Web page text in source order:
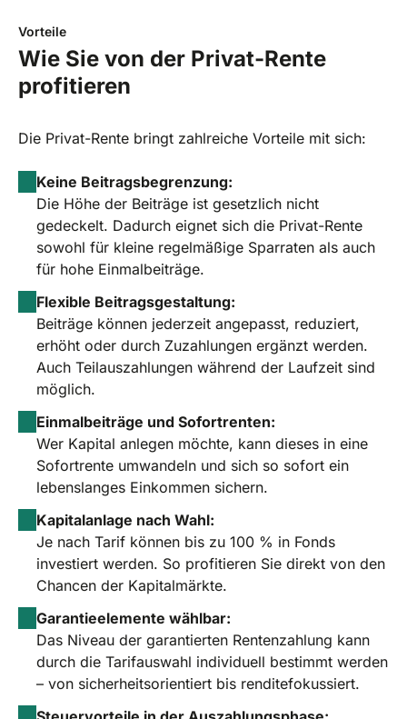
Vorteile
Wie Sie von der Privat-Rente
profitieren
Die Privat-Rente bringt zahlreiche Vorteile mit sich:
Keine Beitragsbegrenzung:
Die Höhe der Beiträge ist gesetzlich nicht
gedeckelt. Dadurch eignet sich die Privat-Rente
sowohl für kleine regelmäßige Sparraten als auch
für hohe Einmalbeiträge.
Flexible Beitragsgestaltung:
Beiträge können jederzeit angepasst, reduziert,
erhöht oder durch Zuzahlungen ergänzt werden.
Auch Teilauszahlungen während der Laufzeit sind
möglich.
Einmalbeiträge und Sofortrenten:
Wer Kapital anlegen möchte, kann dieses in eine
Sofortrente umwandeln und sich so sofort ein
lebenslanges Einkommen sichern.
Kapitalanlage nach Wahl:
Je nach Tarif können bis zu 100 % in Fonds
investiert werden. So profitieren Sie direkt von den
Chancen der Kapitalmärkte.
Garantieelemente wählbar:
Das Niveau der garantierten Rentenzahlung kann
durch die Tarifauswahl individuell bestimmt werden
– von sicherheitsorientiert bis renditefokussiert.